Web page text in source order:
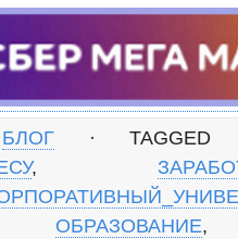
БЛОГ ·
,
ОБРАЗОВАНИЕ